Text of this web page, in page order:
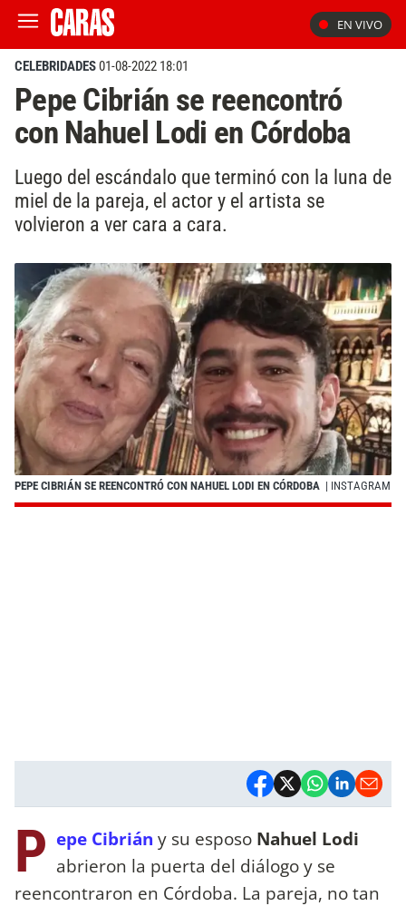
EN VIVO
CELEBRIDADES01-08-2022 18:01
Pepe Cibrián se reencontró
con Nahuel Lodi en Córdoba
Luego del escándalo que terminó con la luna de
miel de la pareja, el actor y el artista se
volvieron a ver cara a cara.
PEPE CIBRIÁN SE REENCONTRÓ CON NAHUEL LODI EN CÓRDOBA | INSTAGRAM
P epe Cibrián y su esposo Nahuel Lodi
abrieron la puerta del diálogo y se
reencontraron en Córdoba. La pareja, no tan